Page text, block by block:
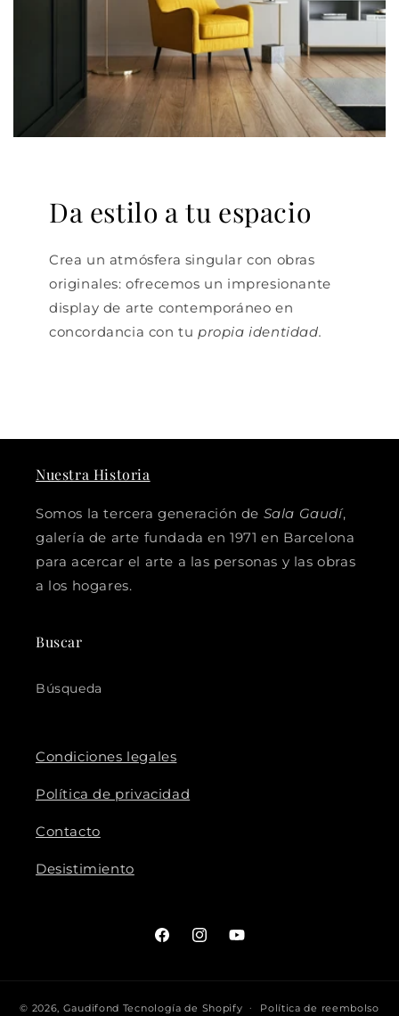
Da estilo a tu espacio
Crea un atmósfera singular con obras
originales: ofrecemos un impresionante
display de arte contemporáneo en
concordancia con tu propia identidad.
Nuestra Historia
Somos la tercera generación de Sala Gaudí,
galería de arte fundada en 1971 en Barcelona
para acercar el arte a las personas y las obras
a los hogares.
Buscar
Búsqueda
Condiciones legales
Política de privacidad
Contacto
Desistimiento
FacebookInstagramYouTube
© 2026, Gaudifond Tecnología de Shopify Política de reembolso